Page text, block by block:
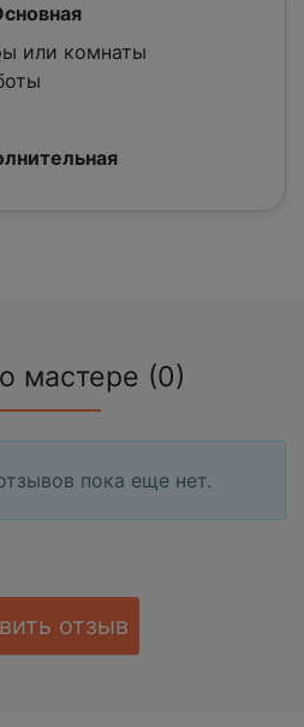
или комнаты
мастере (0)
пока еще нет.
отзыв